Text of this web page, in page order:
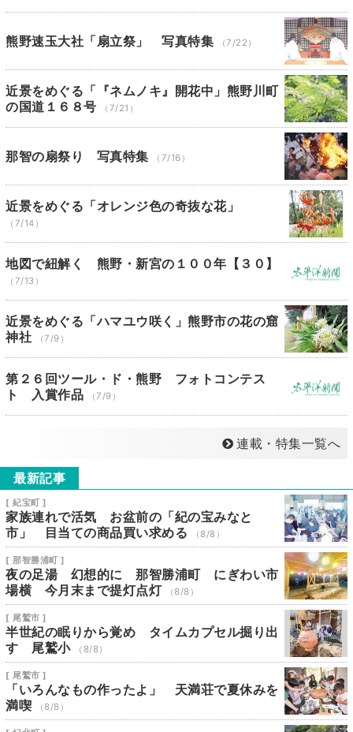
熊野速玉大社「扇立祭」 写真特集 （7/22）
近景をめぐる「『ネムノキ』開花中」熊野川町
の国道１６８号
（7/21）
那智の扇祭り 写真特集 （7/16）
近景をめぐる「オレンジ色の奇抜な花」
（7/14）
地図で紐解く 熊野・新宮の１００年【３０】
（7/13）
近景をめぐる「ハマユウ咲く」熊野市の花の窟
神社
（7/9）
第２６回ツール・ド・熊野 フォトコンテス
ト 入賞作品
（7/9）
連載・特集一覧へ
最新記事
[ 紀宝町 ]
家族連れで活気 お盆前の「紀の宝みなと
市」 目当ての商品買い求める
（8/8）
[ 那智勝浦町 ]
夜の足湯 幻想的に 那智勝浦町 にぎわい市
場横 今月末まで提灯点灯
（8/8）
[ 尾鷲市 ]
半世紀の眠りから覚め タイムカプセル掘り出
す 尾鷲小
（8/8）
[ 尾鷲市 ]
「いろんなもの作ったよ」 天満荘で夏休みを
満喫
（8/8）